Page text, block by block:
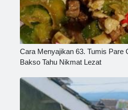
Cara Menyajikan 63. Tumis Pare
Bakso Tahu Nikmat Lezat